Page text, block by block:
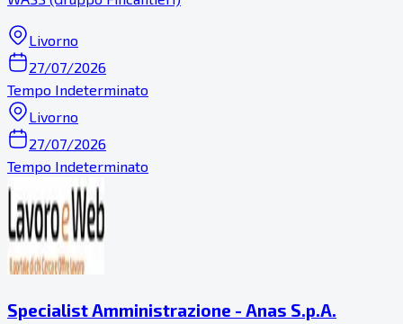
Livorno
27/07/2026
Tempo Indeterminato
Livorno
27/07/2026
Tempo Indeterminato
Specialist Amministrazione - Anas S.p.A.